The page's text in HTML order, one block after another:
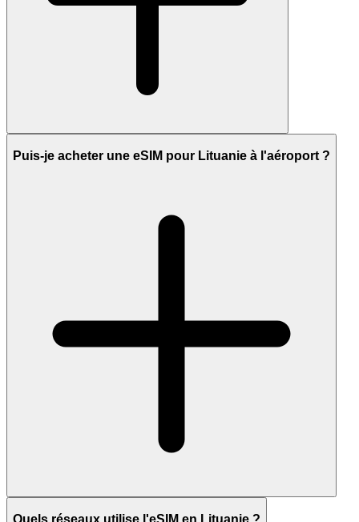
Puis-je acheter une eSIM pour Lituanie à l'aéroport ?
Quels réseaux utilise l'eSIM en Lituanie ?